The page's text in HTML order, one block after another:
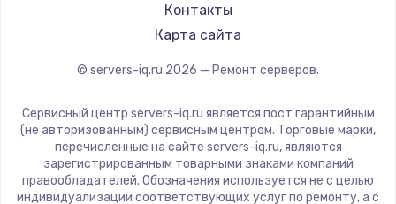
Установка / подключение / демонтаж
Заказать
Прошивка
1400 руб.
Контакты
Карта сайта
© servers-iq.ru 2026 — Ремонт серверов.
Сервисный центр servers-iq.ru является пост гарантийным
(не авторизованным) сервисным центром. Торговые марки,
перечисленные на сайте servers-iq.ru, являются
зарегистрированным товарными знаками компаний
правообладателей. Обозначения используется не с целью
индивидуализации соответствующих услуг по ремонту, а с